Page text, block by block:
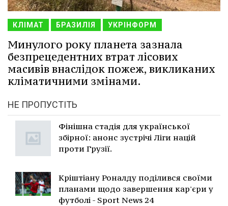
КЛІМАТ БРАЗИЛІЯ УКРІНФОРМ
Минулого року планета зазнала
безпрецедентних втрат лісових
масивів внаслідок пожеж, викликаних
кліматичними змінами.
НЕ ПРОПУСТІТЬ
Фінішна стадія для української
збірної: анонс зустрічі Ліги націй
проти Грузії.
Кріштіану Роналду поділився своїми
планами щодо завершення кар'єри у
футболі - Sport News 24